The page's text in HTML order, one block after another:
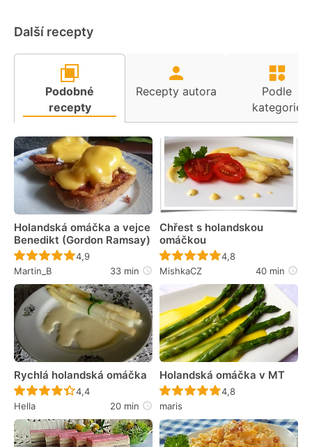
Další recepty
Podobné
recepty
Recepty autora
Podle
kategorie
Holandská omáčka a vejce
Benedikt (Gordon Ramsay)
Recept ještě nebyl hodnocen
4,9
Martin_B
33 min
Chřest s holandskou
omáčkou
Recept ještě nebyl
4,8
MishkaCZ
40 min
Rychlá holandská omáčka
Recept ještě nebyl hodnocen
4,4
Hella
20 min
Holandská omáčka v MT
Recept ještě nebyl
4,8
maris